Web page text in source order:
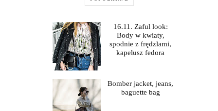
16.11. Zaful look:
Body w kwiaty,
spodnie z frędzlami,
kapelusz fedora
Bomber jacket, jeans,
baguette bag